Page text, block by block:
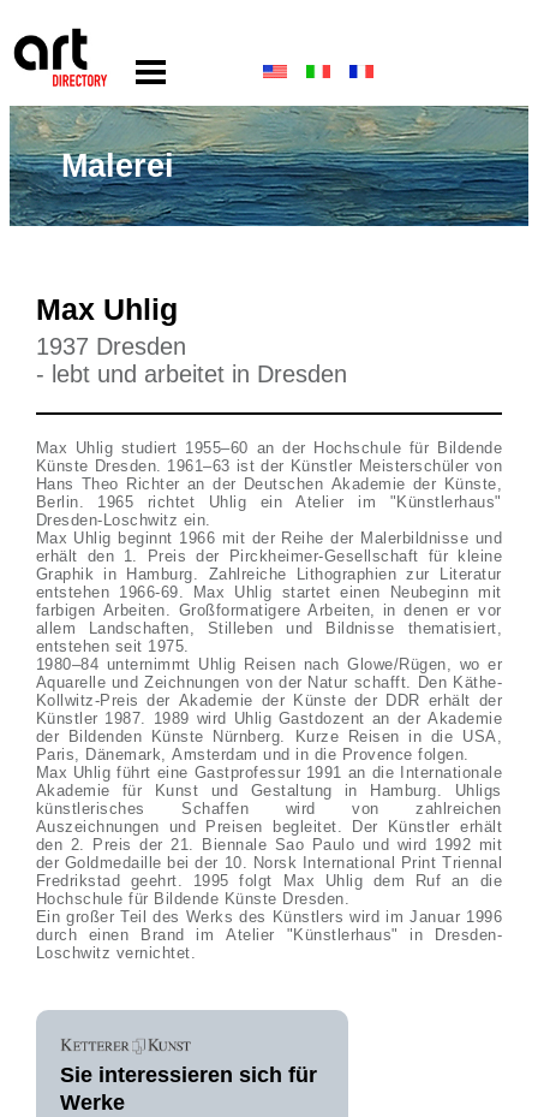
Malerei
Max Uhlig
1937 Dresden
- lebt und arbeitet in Dresden
Max Uhlig studiert 1955–60 an der Hochschule für Bildende
Künste Dresden. 1961–63 ist der Künstler Meisterschüler von
Hans Theo Richter an der Deutschen Akademie der Künste,
Berlin. 1965 richtet Uhlig ein Atelier im "Künstlerhaus"
Dresden-Loschwitz ein.
Max Uhlig beginnt 1966 mit der Reihe der Malerbildnisse und
erhält den 1. Preis der Pirckheimer-Gesellschaft für kleine
Graphik in Hamburg. Zahlreiche Lithographien zur Literatur
entstehen 1966-69. Max Uhlig startet einen Neubeginn mit
farbigen Arbeiten. Großformatigere Arbeiten, in denen er vor
allem Landschaften, Stilleben und Bildnisse thematisiert,
entstehen seit 1975.
1980–84 unternimmt Uhlig Reisen nach Glowe/Rügen, wo er
Aquarelle und Zeichnungen von der Natur schafft. Den Käthe-
Kollwitz-Preis der Akademie der Künste der DDR erhält der
Künstler 1987. 1989 wird Uhlig Gastdozent an der Akademie
der Bildenden Künste Nürnberg. Kurze Reisen in die USA,
Paris, Dänemark, Amsterdam und in die Provence folgen.
Max Uhlig führt eine Gastprofessur 1991 an die Internationale
Akademie für Kunst und Gestaltung in Hamburg. Uhligs
künstlerisches Schaffen wird von zahlreichen
Auszeichnungen und Preisen begleitet. Der Künstler erhält
den 2. Preis der 21. Biennale Sao Paulo und wird 1992 mit
der Goldmedaille bei der 10. Norsk International Print Triennal
Fredrikstad geehrt. 1995 folgt Max Uhlig dem Ruf an die
Hochschule für Bildende Künste Dresden.
Ein großer Teil des Werks des Künstlers wird im Januar 1996
durch einen Brand im Atelier "Künstlerhaus" in Dresden-
Loschwitz vernichtet.
Sie interessieren sich für
Werke